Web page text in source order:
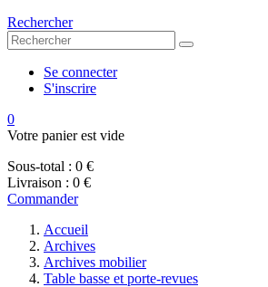
Rechercher
Se connecter
S'inscrire
0
Votre panier est vide
Sous-total : 0 €
Livraison : 0 €
Commander
Accueil
Archives
Archives mobilier
Table basse et porte-revues